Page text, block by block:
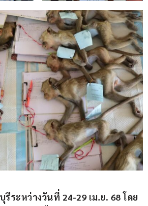
รีระหว่างวันที่ 24-29 เม.ย. 68 โดย